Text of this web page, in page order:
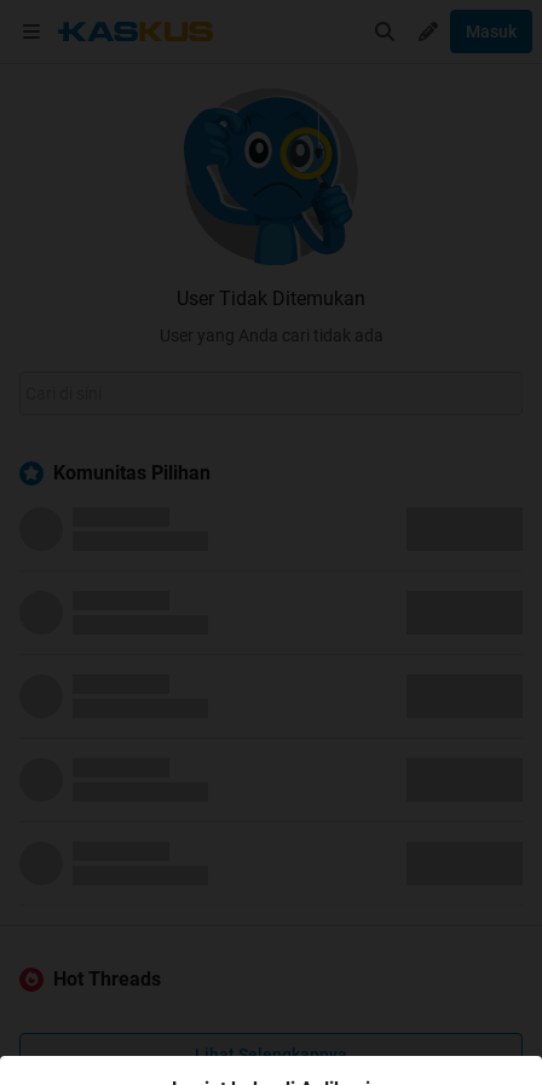
Masuk
User Tidak Ditemukan
User yang Anda cari tidak ada
Komunitas Pilihan
Hot Threads
Lihat Selengkapnya